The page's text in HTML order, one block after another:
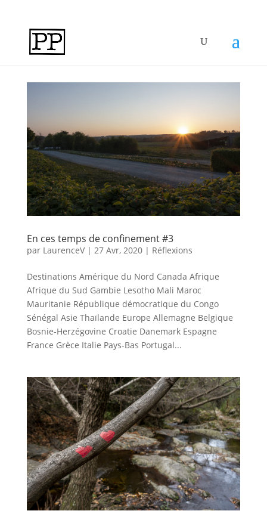
En ces temps de confinement #3
par LaurenceV| 27 Avr, 2020| Réflexions
Destinations Amérique du Nord Canada Afrique
Afrique du Sud Gambie Lesotho Mali Maroc
Mauritanie République démocratique du Congo
Sénégal Asie Thaïlande Europe Allemagne Belgique
Bosnie-Herzégovine Croatie Danemark Espagne
France Grèce Italie Pays-Bas Portugal...